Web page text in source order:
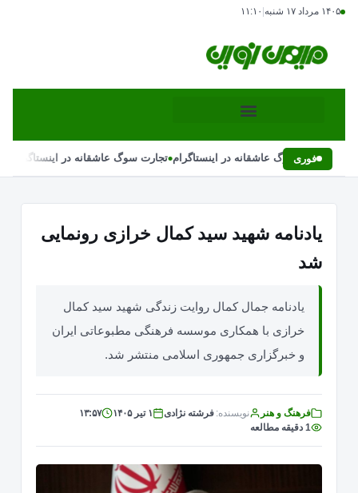
۱۴۰۵ مرداد ۱۷ شنبه ۱۱:۱۰
فوری
تجارت سوگ عاشقانه در اینستاگرام•تجارت سوگ عاشقانه در اینستاگرام
یادنامه شهید سید کمال خرازی رونمایی
شد
یادنامه جمال کمال روایت زندگی شهید سید کمال
خرازی با همکاری موسسه فرهنگی مطبوعاتی ایران
و خبرگزاری جمهوری اسلامی منتشر شد.
فرهنگ و هنر نویسنده: فرشته نژادی ۱ تیر ۱۴۰۵
۱۳:۵۷
1 دقیقه مطالعه